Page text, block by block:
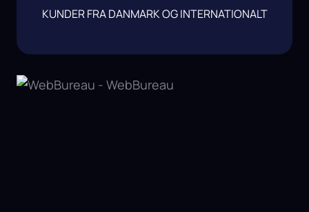
KUNDER FRA DANMARK OG INTERNATIONALT